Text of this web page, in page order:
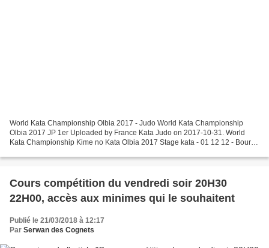
World Kata Championship Olbia 2017 - Judo World Kata Championship
Olbia 2017 JP 1er Uploaded by France Kata Judo on 2017-10-31. World
Kata Championship Kime no Kata Olbia 2017 Stage kata - 01 12 12 - Bourg
Cours compétition du vendredi soir 20H30
22H00, accès aux minimes qui le souhaitent
Publié le 21/03/2018 à 12:17
Par Serwan des Cognets